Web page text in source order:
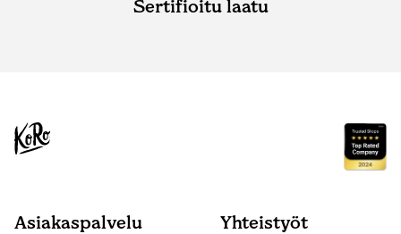
Sertifioitu laatu
Asiakaspalvelu Yhteistyöt